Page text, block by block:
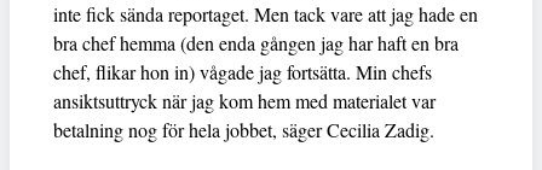
inte fick sända reportaget. Men tack vare att jag hade en
bra chef hemma (den enda gången jag har haft en bra
chef, flikar hon in) vågade jag fortsätta. Min chefs
ansiktsuttryck när jag kom hem med materialet var
betalning nog för hela jobbet, säger Cecilia Zadig.